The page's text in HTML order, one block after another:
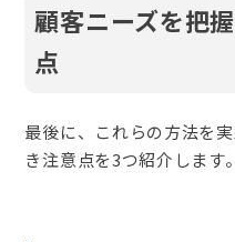
顧客ニーズを把
点
最後に、これらの方法を
き注意点を3つ紹介します。